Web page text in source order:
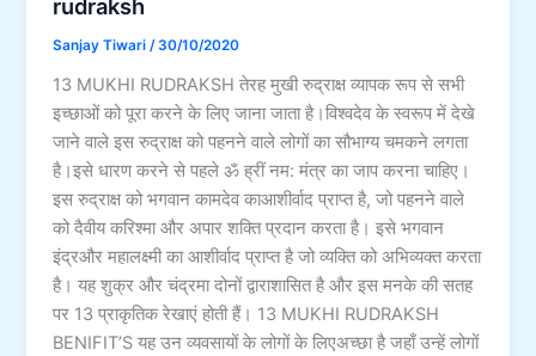
rudraksh
Sanjay Tiwari/30/10/2020
13 MUKHI RUDRAKSH तेरह मुखी रुद्राक्ष व्यापक रूप से सभी
इच्छाओं को पूरा करने के लिए जाना जाता है।विश्वदेव के स्वरूप में देखे
जाने वाले इस रुद्राक्ष को पहनने वाले लोगों का सौभाग्य चमकने लगता
है।इसे धारण करने से पहले ॐ ह्रीं नम: मंत्र का जाप करना चाहिए।
इस रुद्राक्ष को भगवान कामदेव काआशीर्वाद प्राप्त है, जो पहनने वाले
को दैवीय करिश्मा और अपार शक्ति प्रदान करता है। इसे भगवान
इंद्रऔर महालक्ष्मी का आशीर्वाद प्राप्त है जो व्यक्ति को अभिव्यक्त करता
है। यह शुक्र और चंद्रमा दोनों द्वाराशासित है और इस मनके की सतह
पर 13 प्राकृतिक रेखाएं होती हैं। 13 MUKHI RUDRAKSH
BENIFIT’S यह उन व्यवसायों के लोगों के लिएअच्छा है जहाँ उन्हें लोगों